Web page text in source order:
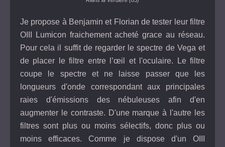
Je propose à Benjamin et Florian de tester leur filtre
OIII Lumicon fraichement acheté grace au réseau.
Pour cela il suffit de regarder le spectre de Vega et
de placer le filtre entre l’œil et l'oculaire. Le filtre
coupe le spectre et ne laisse passer que les
longueurs d'onde correspondant aux principales
raies d'émissions des nébuleuses afin d'en
augmenter le contraste. D'une marque à l'autre les
filtres sont plus ou moins sélectifs, donc plus ou
moins efficaces. Comme je dispose d'un OIII